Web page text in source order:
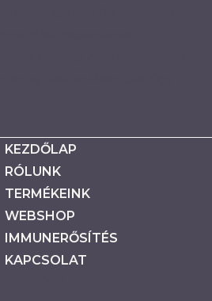
KEZDŐLAP
RÓLUNK
TERMÉKEINK
WEBSHOP
IMMUNERŐSÍTÉS
KAPCSOLAT